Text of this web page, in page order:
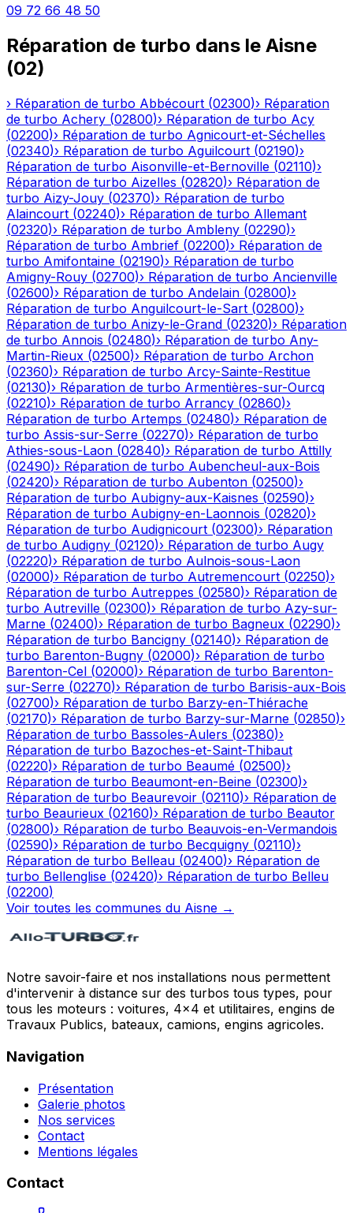
09 72 66 48 50
Réparation de turbo dans le Aisne
(02)
› Réparation de turbo Abbécourt (02300)› Réparation
de turbo Achery (02800)› Réparation de turbo Acy
(02200)› Réparation de turbo Agnicourt-et-Séchelles
(02340)› Réparation de turbo Aguilcourt (02190)›
Réparation de turbo Aisonville-et-Bernoville (02110)›
Réparation de turbo Aizelles (02820)› Réparation de
turbo Aizy-Jouy (02370)› Réparation de turbo
Alaincourt (02240)› Réparation de turbo Allemant
(02320)› Réparation de turbo Ambleny (02290)›
Réparation de turbo Ambrief (02200)› Réparation de
turbo Amifontaine (02190)› Réparation de turbo
Amigny-Rouy (02700)› Réparation de turbo Ancienville
(02600)› Réparation de turbo Andelain (02800)›
Réparation de turbo Anguilcourt-le-Sart (02800)›
Réparation de turbo Anizy-le-Grand (02320)› Réparation
de turbo Annois (02480)› Réparation de turbo Any-
Martin-Rieux (02500)› Réparation de turbo Archon
(02360)› Réparation de turbo Arcy-Sainte-Restitue
(02130)› Réparation de turbo Armentières-sur-Ourcq
(02210)› Réparation de turbo Arrancy (02860)›
Réparation de turbo Artemps (02480)› Réparation de
turbo Assis-sur-Serre (02270)› Réparation de turbo
Athies-sous-Laon (02840)› Réparation de turbo Attilly
(02490)› Réparation de turbo Aubencheul-aux-Bois
(02420)› Réparation de turbo Aubenton (02500)›
Réparation de turbo Aubigny-aux-Kaisnes (02590)›
Réparation de turbo Aubigny-en-Laonnois (02820)›
Réparation de turbo Audignicourt (02300)› Réparation
de turbo Audigny (02120)› Réparation de turbo Augy
(02220)› Réparation de turbo Aulnois-sous-Laon
(02000)› Réparation de turbo Autremencourt (02250)›
Réparation de turbo Autreppes (02580)› Réparation de
turbo Autreville (02300)› Réparation de turbo Azy-sur-
Marne (02400)› Réparation de turbo Bagneux (02290)›
Réparation de turbo Bancigny (02140)› Réparation de
turbo Barenton-Bugny (02000)› Réparation de turbo
Barenton-Cel (02000)› Réparation de turbo Barenton-
sur-Serre (02270)› Réparation de turbo Barisis-aux-Bois
(02700)› Réparation de turbo Barzy-en-Thiérache
(02170)› Réparation de turbo Barzy-sur-Marne (02850)›
Réparation de turbo Bassoles-Aulers (02380)›
Réparation de turbo Bazoches-et-Saint-Thibaut
(02220)› Réparation de turbo Beaumé (02500)›
Réparation de turbo Beaumont-en-Beine (02300)›
Réparation de turbo Beaurevoir (02110)› Réparation de
turbo Beaurieux (02160)› Réparation de turbo Beautor
(02800)› Réparation de turbo Beauvois-en-Vermandois
(02590)› Réparation de turbo Becquigny (02110)›
Réparation de turbo Belleau (02400)› Réparation de
turbo Bellenglise (02420)› Réparation de turbo Belleu
(02200)
Voir toutes les communes du Aisne →
Notre savoir-faire et nos installations nous permettent
d'intervenir à distance sur des turbos tous types, pour
tous les moteurs : voitures, 4x4 et utilitaires, engins de
Travaux Publics, bateaux, camions, engins agricoles.
Navigation
Présentation
Galerie photos
Nos services
Contact
Mentions légales
Contact